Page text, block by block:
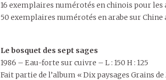
16 exemplaires numérotés en chinois pour les
50 exemplaires numérotés en arabe sur Chine
Le bosquet des sept sages
1986 – Eau-forte sur cuivre – L : 150 H : 125
Fait partie de l’album « Dix paysages Grains